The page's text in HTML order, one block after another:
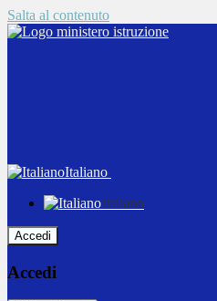
Salta al contenuto
Italiano
Italiano
Accedi
Accedi